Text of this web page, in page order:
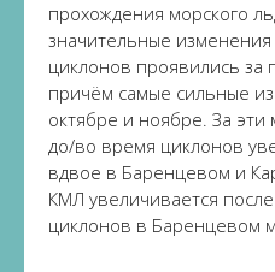
прохождения морского
значительные
циклонов проявились за
причём самые сильные
октябре и ноябре. За
до/во время циклонов
вдвое в Баренцевом и
КМЛ увеличивается
циклонов в Баренцевом